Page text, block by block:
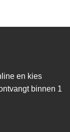
en kies
binnen 1